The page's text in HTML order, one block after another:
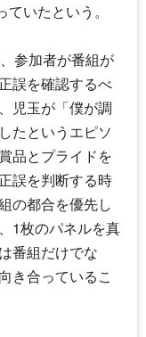
いたという。
参加者が番組が
誤を確認するべ
児玉が「僕が調
たというエピソ
品とプライドを
誤を判断する時
の都合を優先し
1枚のパネルを真
番組だけでな
き合っているこ